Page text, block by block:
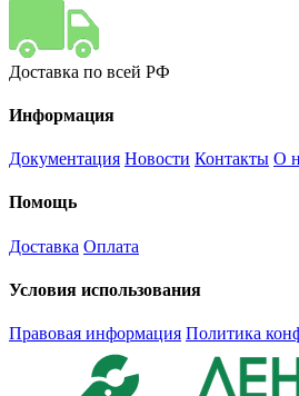
Доставка по всей РФ
Информация
Документация Новости Контакты О
Помощь
Доставка Оплата
Условия использования
Правовая информация Политика